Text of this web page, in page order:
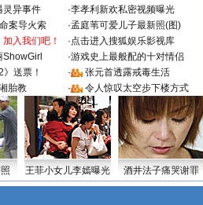
灵异事件
·李孝利新欢私密视频曝光
案导火索
·孟庭苇可爱儿子最新照(图)
入我们吧！
·点击进入搜狐娱乐影视库
·游戏史上最般配的十对情侣
送票！
·
张元首透露戒毒生活
胎教
· 令人惊叹太空步下楼方式
王菲小女儿李嫣曝光 酒井法子痛哭谢罪